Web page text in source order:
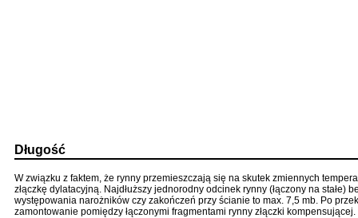
Długość
W związku z faktem, że rynny przemieszczają się na skutek zmiennych
złączkę dylatacyjną. Najdłuższy jednorodny odcinek rynny (łączony na stałe)
występowania narożników czy zakończeń przy ścianie to max. 7,5 mb. Po
zamontowanie pomiędzy łączonymi fragmentami rynny złączki kompensującej.